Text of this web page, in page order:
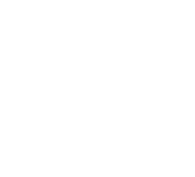
- Afsluiten van